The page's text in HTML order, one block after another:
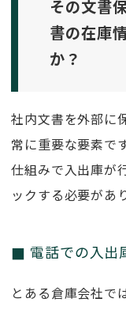
その文書
書の在庫
か？
社内文書を外部に
常に重要な要素で
仕組みで入出庫が
ックする必要があ
電話での入出
とある倉庫会社で